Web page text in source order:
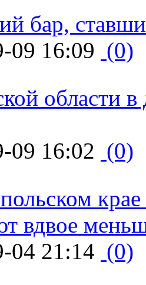
бар,
09 16:09 (0)
области в
09 16:02 (0)
вдвое
04 21:14 (0)